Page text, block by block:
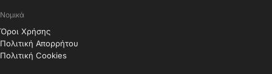
Νομικά
Όροι Χρήσης
Πολιτική Απορρήτου
Πολιτική Cookies